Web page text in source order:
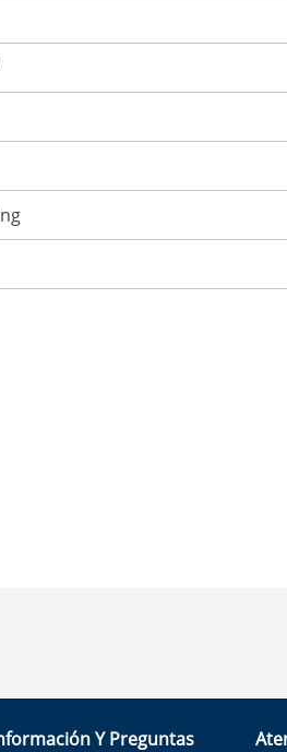
Y Preguntas